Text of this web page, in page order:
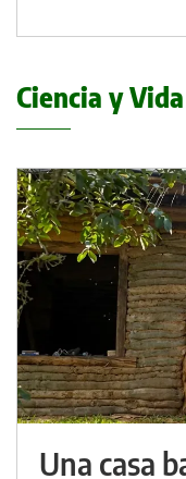
Ciencia y Vida
Una casa